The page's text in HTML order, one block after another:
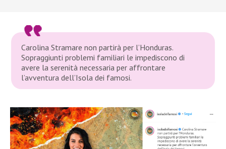
Carolina Stramare non partirà per l’Honduras.
Sopraggiunti problemi familiari le impediscono di
avere la serenità necessaria per affrontare
l’avventura dell’Isola dei famosi.